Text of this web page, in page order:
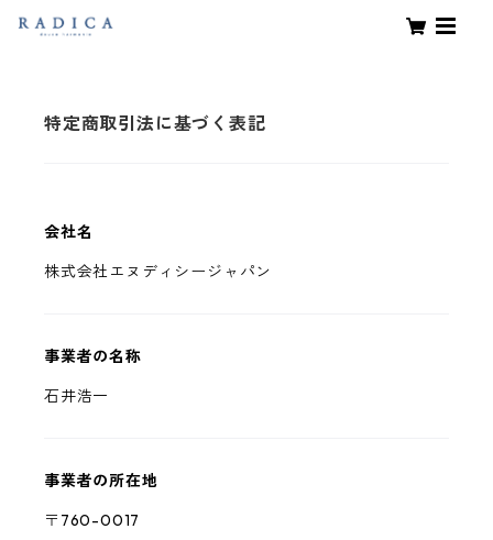
特定商取引法に基づく表記
会社名
株式会社エヌディシージャパン
事業者の名称
石井浩一
事業者の所在地
〒760-0017